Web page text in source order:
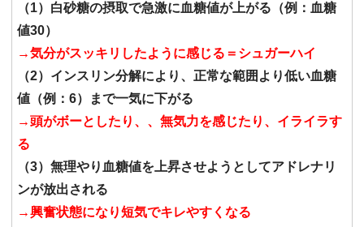
（1）白砂糖の摂取で急激に血糖値が上がる（例：血糖
値30）
→気分がスッキリしたように感じる＝シュガーハイ
（2）インスリン分解により、正常な範囲より低い血糖
値（例：6）まで一気に下がる
→頭がボーとしたり、、無気力を感じたり、イライラす
る
（3）無理やり血糖値を上昇させようとしてアドレナリ
ンが放出される
→興奮状態になり短気でキレやすくなる